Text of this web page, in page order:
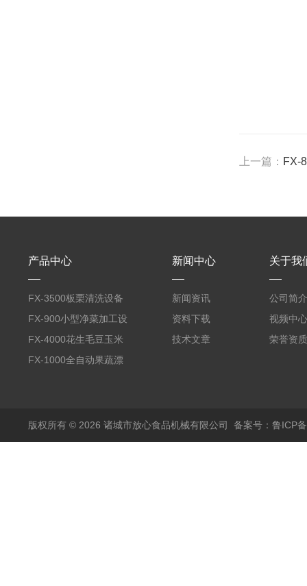
上一篇： FX-
产品中心
FX-3500板栗清洗设备
全自动气泡清洗机
FX-900小型净菜加工设
备野菜清洗机
FX-4000花生毛豆玉米
蒸煮漂烫机
FX-1000全自动果蔬漂
新闻中心
新闻资讯
资料下载
技术文章
关于我
公司简介
视频中心
荣誉资质
版权所有 © 2026 诸城市放心食品机械有限公司 备案号：鲁ICP